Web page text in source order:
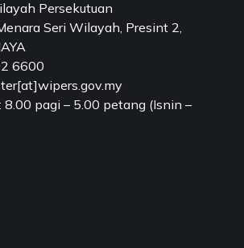
Persekutuan
Seri Wilayah, Presint 2,
6600
8.00 pagi – 5.00 petang (Isnin –